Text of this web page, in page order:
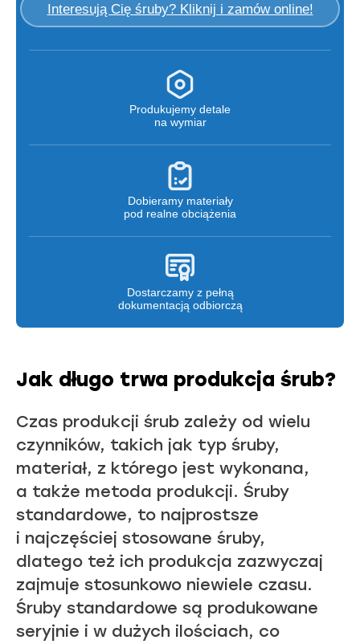
Interesują Cię śruby? Kliknij i zamów online!
Produkujemy detale
na wymiar
Dobieramy materiały
pod realne obciążenia
Dostarczamy z pełną
dokumentacją odbiorczą
Jak długo trwa produkcja śrub?
Czas produkcji śrub zależy od wielu
czynników, takich jak typ śruby,
materiał, z którego jest wykonana,
a także metoda produkcji. Śruby
standardowe, to najprostsze
i najczęściej stosowane śruby,
dlatego też ich produkcja zazwyczaj
zajmuje stosunkowo niewiele czasu.
Śruby standardowe są produkowane
seryjnie i w dużych ilościach, co